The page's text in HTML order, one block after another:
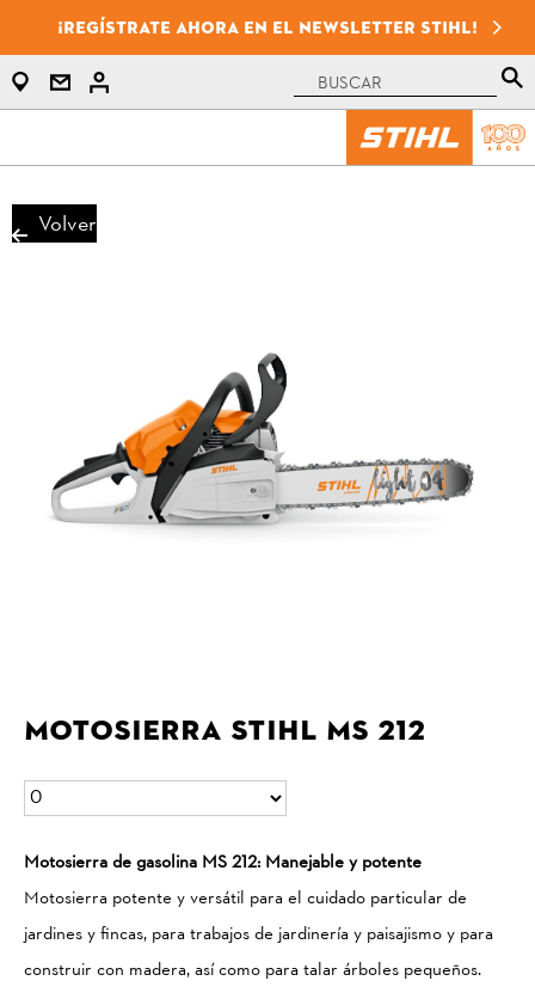
¡Regístrate ahora en el newsletter STIHL!
Volver
Motosierra STIHL MS 212
Motosierra de gasolina MS 212: Manejable y potente
Motosierra potente y versátil para el cuidado particular de
jardines y fincas, para trabajos de jardinería y paisajismo y para
construir con madera, así como para talar árboles pequeños.